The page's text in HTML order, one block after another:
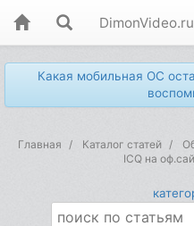
DimonVideo.ru
Какая мобильная ОС
Главная Каталог статей
ICQ на